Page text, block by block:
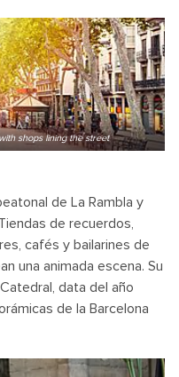
shops lining the street
de La Rambla y
de recuerdos,
cafés y bailarines de
una animada escena. Su
data del año
de la Barcelona